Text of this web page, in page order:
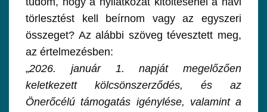
törlesztést kell beírnom vagy az egyszeri
összeget? Az alábbi szöveg tévesztett meg,
az értelmezésben:
„2026. január 1. napját megelőzően
keletkezett kölcsönszerződés, és az
Önerőcélú támogatás igénylése, valamint a